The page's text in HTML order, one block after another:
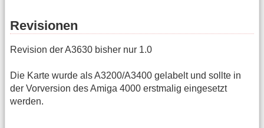
Revisionen
Revision der A3630 bisher nur 1.0
Die Karte wurde als A3200/A3400 gelabelt und sollte in
der Vorversion des Amiga 4000 erstmalig eingesetzt
werden.